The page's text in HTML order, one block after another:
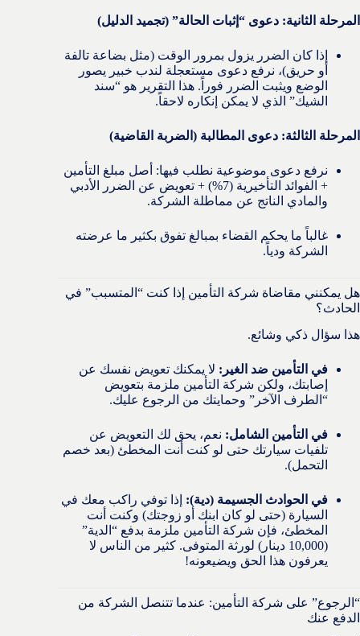
المرحلة الثانية: دعوى “إثبات الحالة” (تجميد الدليل)
إذا كان الضرر يزول بمرور الوقت (مثل بضاعة تالفة
أو حريق)، نرفع دعوى مستعجلة لندب خبير يصور
الوضع ويثبت الضرر فوراً. هذا التقرير هو “سند
الشيك” الذي لا يمكن إنكاره لاحقاً.
المرحلة الثالثة: دعوى المطالبة (الضربة القاضية)
نرفع دعوى موضوعية نطلب فيها: أصل مبلغ التأمين
+ الفوائد التأخيرية (7%) + تعويض عن الضرر الأدبي
والمادي الناتج عن مماطلة الشركة.
غالباً ما يحكم القضاء بمبالغ تفوق بكثير ما عرضته
الشركة ودياً.
هل يمكنني مقاضاة شركة التأمين إذا كنت “المتسبب” في
الحادث؟
هذا سؤال ذكي وشائع.
في التأمين ضد الغير: لا يمكنك تعويض نفسك عن
إصابتك، ولكن شركة التأمين ملزمة بتعويض
“الطرف الآخر” وحمايتك من الرجوع عليك.
في التأمين الشامل: نعم، يحق لك التعويض عن
تلفيات سيارتك حتى لو كنت أنت المخطئ (بعد خصم
التحمل).
في الحوادث الجسيمة (دية): إذا توفي راكب معك في
السيارة (حتى لو كان ابنك أو زوجتك) وكنت أنت
المخطئ، فإن شركة التأمين ملزمة بدفع “الدية”
(10,000 دينار) لورثة المتوفى. كثير من الناس لا
يعرفون هذا الحق ويضيعونه!
“الرجوع” على شركة التأمين: عندما تتنصل الشركة من
الدفع عنك